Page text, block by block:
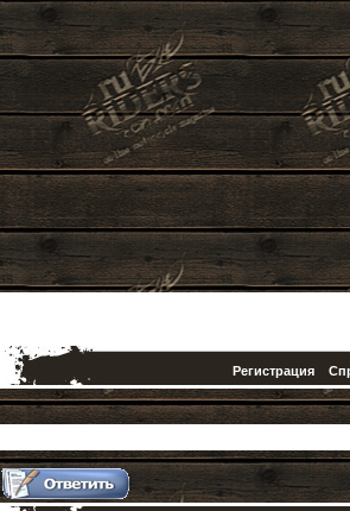
Регистрация